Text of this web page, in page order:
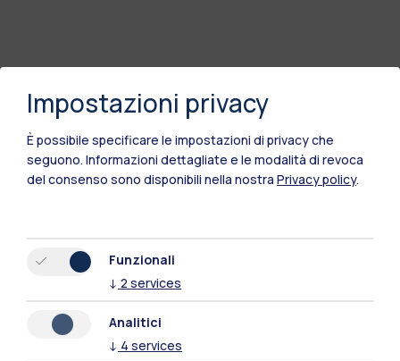
Impostazioni privacy
È possibile specificare le impostazioni di privacy che
seguono. Informazioni dettagliate e le modalità di revoca
del consenso sono disponibili nella nostra Privacy policy.
Funzionali
↓ 2 services
Analitici
↓ 4 services